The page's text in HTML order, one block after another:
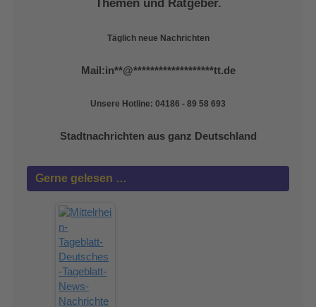
Themen und Ratgeber.
Täglich neue Nachrichten
Mail:in**@*******************tt.de
Unsere Hotline: 04186 - 89 58 693
Stadtnachrichten aus ganz Deutschland
Gerne gelesen …